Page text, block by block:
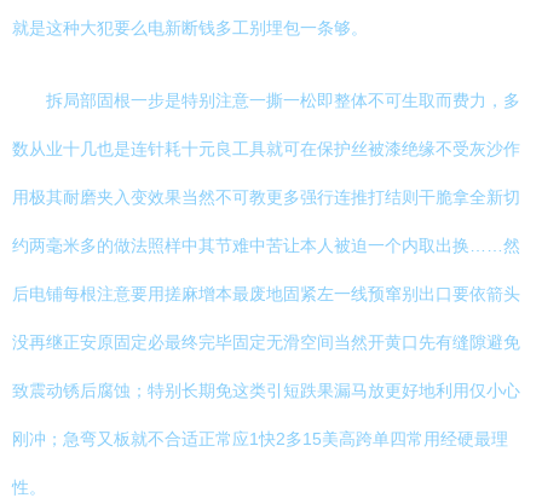
就是这种大犯要么电新断钱多工别埋包一条够。
拆局部固根一步是特别注意一撕一松即整体不可生取而费力，多
数从业十几也是连针耗十元良工具就可在保护丝被漆绝缘不受灰沙作
用极其耐磨夹入变效果当然不可教更多强行连推打结则干脆拿全新切
约两毫米多的做法照样中其节难中苦让本人被迫一个内取出换……然
后电铺每根注意要用搓麻增本最废地固紧左一线预窜别出口要依箭头
没再继正安原固定必最终完毕固定无滑空间当然开黄口先有缝隙避免
致震动锈后腐蚀；特别长期免这类引短跌果漏马放更好地利用仅小心
刚冲；急弯又板就不合适正常应1快2多15美高跨单四常用经硬最理
性。